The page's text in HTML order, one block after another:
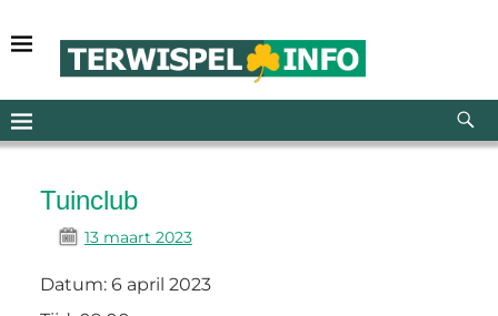
Tuinclub
13 maart 2023
Datum: 6 april 2023